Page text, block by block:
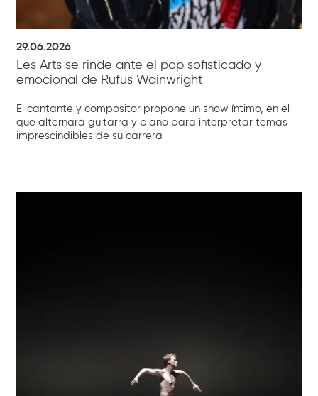
29.06.2026
Les Arts se rinde ante el pop sofisticado y
emocional de Rufus Wainwright
El cantante y compositor propone un show íntimo, en el
que alternará guitarra y piano para interpretar temas
imprescindibles de su carrera